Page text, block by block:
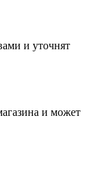
и уточнят
и может